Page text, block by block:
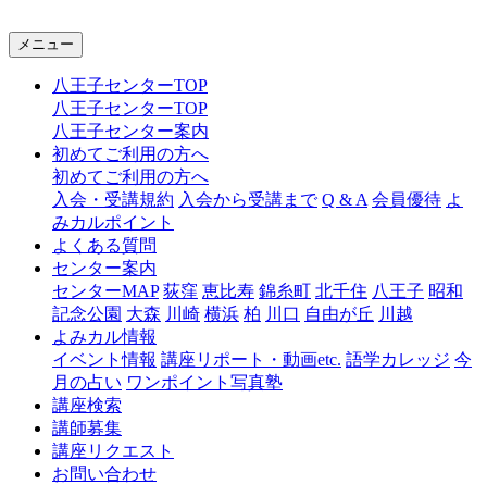
ャ
王
メニュー
八王子センターTOP
八王子センターTOP
八王子センター案内
初めてご利用の方へ
初めてご利用の方へ
入会・受講規約 入会から受講まで Q & A 会員優待 よ
みカルポイント
よくある質問
センター案内
センターMAP 荻窪 恵比寿 錦糸町 北千住 八王子 昭和
記念公園 大森 川崎 横浜 柏 川口 自由が丘 川越
よみカル情報
イベント情報 講座リポート・動画etc. 語学カレッジ 今
月の占い ワンポイント写真塾
講座検索
講師募集
講座リクエスト
お問い合わせ